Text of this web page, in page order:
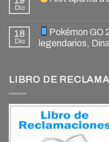
Dic
18
Dic
Pokémon GO
legendarios,
LIBRO DE